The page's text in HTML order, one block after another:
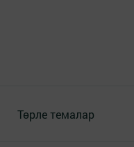
Төрле темалар